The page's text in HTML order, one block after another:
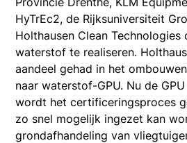
HyTrEc2, de Rijksuniversiteit
Holthausen Clean Technologies
waterstof te realiseren.
aandeel gehad in het
naar waterstof-GPU. Nu de
wordt het certificeringsproces
zo snel mogelijk ingezet kan
grondafhandeling van